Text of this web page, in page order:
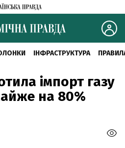
ІНФРАСТРУКТУРА
імпорт газу
на 80%